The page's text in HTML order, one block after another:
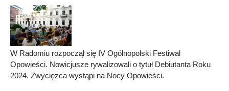
W Radomiu rozpoczął się IV Ogólnopolski Festiwal
Opowieści. Nowicjusze rywalizowali o tytuł Debiutanta Roku
2024. Zwycięzca wystąpi na Nocy Opowieści.